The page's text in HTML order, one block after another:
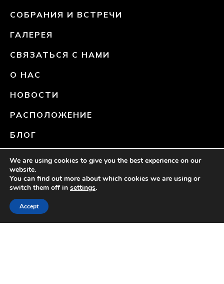
СОБРАНИЯ И ВСТРЕЧИ
ГАЛЕРЕЯ
СВЯЗАТЬСЯ С НАМИ
О НАС
НОВОСТИ
РАСПОЛОЖЕНИЕ
БЛОГ
НАЙДИТЕ НАС В СОЦИАЛЬНЫХ СЕТЯХ
We are using cookies to give you the best experience on our
website.
You can find out more about which cookies we are using or
switch them off in settings.
Accept